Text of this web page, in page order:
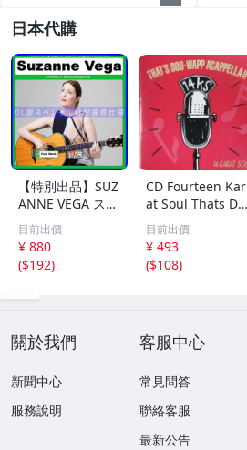
日本代購
【特別出品】SUZ
ANNE VEGA スザ
ンヌ・ヴェガ 精
選集 100歌 音楽D
L(MP3CD)☆
目前出價
¥ 880
($192)
CD Fourteen Kar
at Soul Thats Do
o-Wapp Acappel
la PCCY00374 Ca
nyon Internatio
nal /00110
目前出價
¥ 493
($108)
關於我們
新聞中心
服務說明
客服中心
常見問答
聯絡客服
最新公告